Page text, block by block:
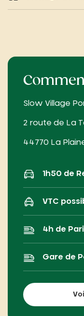
Slow Village
2 route de La
44770 La
1h50 de
VTC
4h de
Gare de